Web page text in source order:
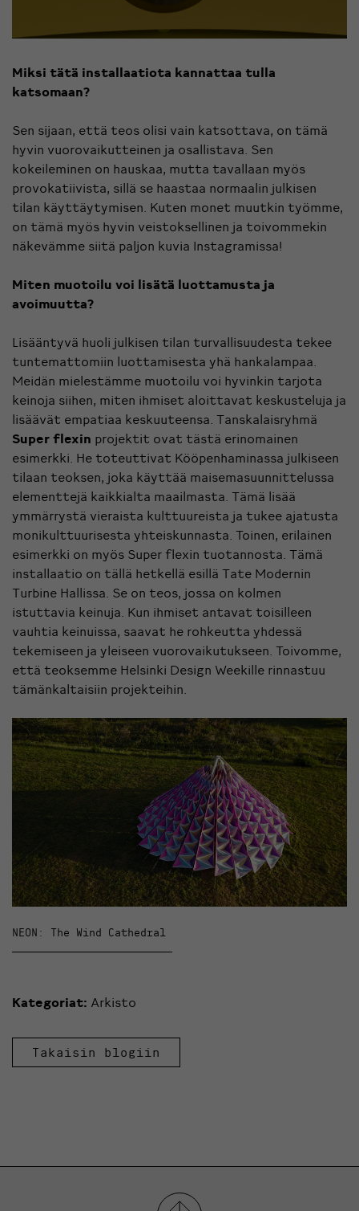
Miksi tätä installaatiota kannattaa tulla
katsomaan?
Sen sijaan, että teos olisi vain katsottava, on tämä
hyvin vuorovaikutteinen ja osallistava. Sen
kokeileminen on hauskaa, mutta tavallaan myös
provokatiivista, sillä se haastaa normaalin julkisen
tilan käyttäytymisen. Kuten monet muutkin työmme,
on tämä myös hyvin veistoksellinen ja toivommekin
näkevämme siitä paljon kuvia Instagramissa!
Miten muotoilu voi lisätä luottamusta ja
avoimuutta?
Lisääntyvä huoli julkisen tilan turvallisuudesta tekee
tuntemattomiin luottamisesta yhä hankalampaa.
Meidän mielestämme muotoilu voi hyvinkin tarjota
keinoja siihen, miten ihmiset aloittavat keskusteluja ja
lisäävät empatiaa keskuuteensa. Tanskalaisryhmä
Super flexin projektit ovat tästä erinomainen
esimerkki. He toteuttivat Kööpenhaminassa julkiseen
tilaan teoksen, joka käyttää maisemasuunnittelussa
elementtejä kaikkialta maailmasta. Tämä lisää
ymmärrystä vieraista kulttuureista ja tukee ajatusta
monikulttuurisesta yhteiskunnasta. Toinen, erilainen
esimerkki on myös Super flexin tuotannosta. Tämä
installaatio on tällä hetkellä esillä Tate Modernin
Turbine Hallissa. Se on teos, jossa on kolmen
istuttavia keinuja. Kun ihmiset antavat toisilleen
vauhtia keinuissa, saavat he rohkeutta yhdessä
tekemiseen ja yleiseen vuorovaikutukseen. Toivomme,
että teoksemme Helsinki Design Weekille rinnastuu
tämänkaltaisiin projekteihin.
NEON: The Wind Cathedral
Kategoriat: Arkisto
Takaisin blogiin